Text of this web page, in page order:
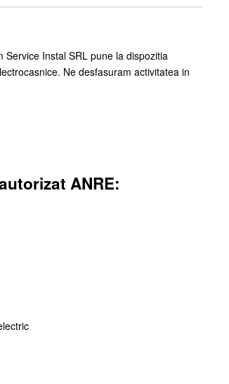
Instal SRL pune la dispozitia
Ne desfasuram activitatea in
ANRE: